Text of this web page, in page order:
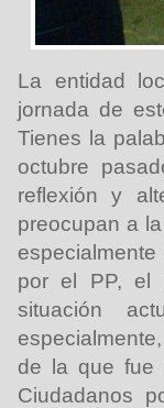
La entidad
jornada de
Tienes la
octubre
reflexión y
preocupan a
por el PP, el
situación
de la que fue
Ciudadanos